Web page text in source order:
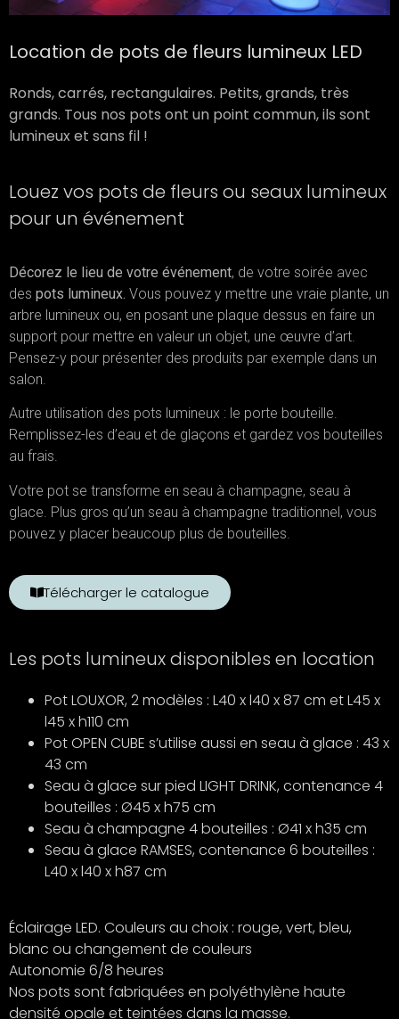
Location de pots de fleurs lumineux LED
Ronds, carrés, rectangulaires. Petits, grands, très
grands. Tous nos pots ont un point commun, ils sont
lumineux et sans fil !
Louez vos pots de fleurs ou seaux lumineux
pour un événement
Décorez le lieu de votre événement, de votre soirée avec
des pots lumineux. Vous pouvez y mettre une vraie plante, un
arbre lumineux ou, en posant une plaque dessus en faire un
support pour mettre en valeur un objet, une œuvre d’art.
Pensez-y pour présenter des produits par exemple dans un
salon.
Autre utilisation des pots lumineux : le porte bouteille.
Remplissez-les d’eau et de glaçons et gardez vos bouteilles
au frais.
Votre pot se transforme en seau à champagne, seau à
glace. Plus gros qu’un seau à champagne traditionnel, vous
pouvez y placer beaucoup plus de bouteilles.
Télécharger le catalogue
Les pots lumineux disponibles en location
Pot LOUXOR, 2 modèles : L40 x l40 x 87 cm et L45 x
l45 x h110 cm
Pot OPEN CUBE s’utilise aussi en seau à glace : 43 x
43 cm
Seau à glace sur pied LIGHT DRINK, contenance 4
bouteilles : Ø45 x h75 cm
Seau à champagne 4 bouteilles : Ø41 x h35 cm
Seau à glace RAMSES, contenance 6 bouteilles :
L40 x l40 x h87 cm
Éclairage LED. Couleurs au choix : rouge, vert, bleu,
blanc ou changement de couleurs
Autonomie 6/8 heures
Nos pots sont fabriquées en polyéthylène haute
densité opale et teintées dans la masse.